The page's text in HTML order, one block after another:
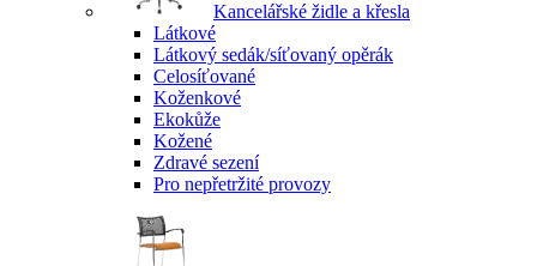
Kancelářské židle a křesla
Látkové
Látkový sedák/síťovaný opěrák
Celosíťované
Koženkové
Ekokůže
Kožené
Zdravé sezení
Pro nepřetržité provozy